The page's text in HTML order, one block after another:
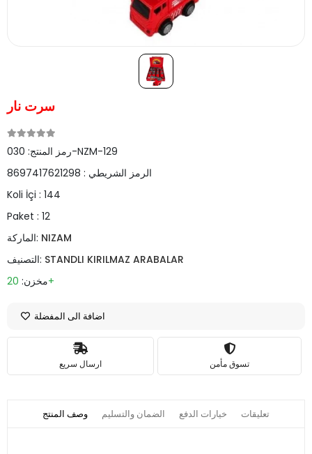
سرت نار
رمز المنتج:030-NZM-129
الرمز الشريطي : 8697417621298
Koli İçi : 144
Paket : 12
الماركة: NIZAM
التصنيف: STANDLI KIRILMAZ ARABALAR
مخزن:20+
اضافة الى المفضلة
ارسال سريع تسوق مأمن
وصف المنتج الضمان والتسليم خيارات الدفع تعليقات